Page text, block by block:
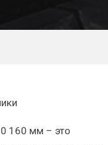
160 мм – это